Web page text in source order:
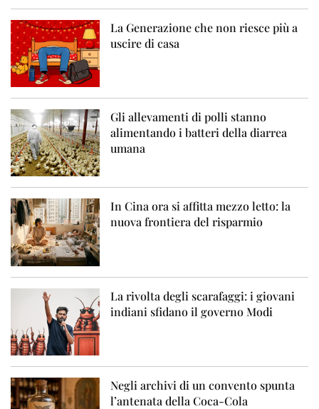
La Generazione che non riesce più a
uscire di casa
Gli allevamenti di polli stanno
alimentando i batteri della diarrea
umana
In Cina ora si affitta mezzo letto: la
nuova frontiera del risparmio
La rivolta degli scarafaggi: i giovani
indiani sfidano il governo Modi
Negli archivi di un convento spunta
l’antenata della Coca-Cola